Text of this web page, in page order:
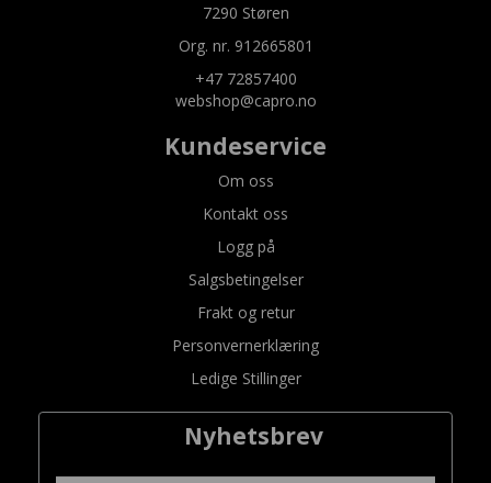
7290 Støren
Org. nr. 912665801
+47 72857400
webshop@capro.no
Kundeservice
Om oss
Kontakt oss
Logg på
Salgsbetingelser
Frakt og retur
Personvernerklæring
Ledige Stillinger
Nyhetsbrev